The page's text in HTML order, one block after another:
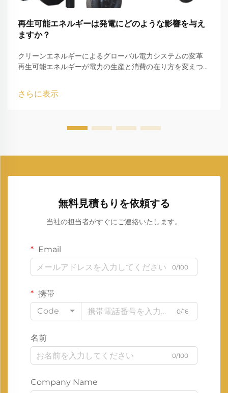
再生可能エネルギーは発電にどのような影響を与え
ますか？
クリーンエネルギーによるグローバル電力システムの変革
再生可能エネルギーが電力の生産と消費の在り方を変えつつ
動きは、われわれが電力を生み出し、それを使う方法におい
て、最も重要な...
さらに表示
無料見積もりを依頼する
当社の担当者がすぐにご連絡いたします。
Email
0/100
携帯
Code
0/16
名前
0/100
Company Name